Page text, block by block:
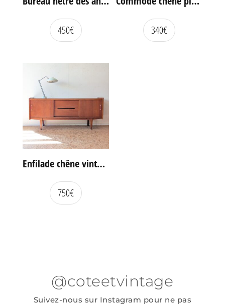
450€ 340€
Enfilade chêne vintage portes coulissantes
750€
@coteetvintage
Suivez-nous sur Instagram pour ne pas